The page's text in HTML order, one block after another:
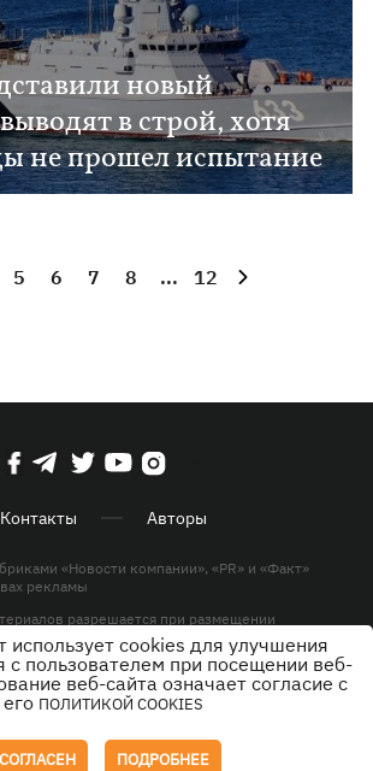
новый
в строй, хотя
не прошел испытание
5 6 7 8 ... 12
Контакты Авторы
«Новости компании», «PR» и «Факт»
рекламы
разрешается при размещении
на KP.UA в первом абзаце.
Все права защищены.
использует cookies для улучшения
с пользователем при посещении веб-
веб-сайта означает согласие с
его ПОЛИТИКОЙ COOKIES
СОГЛАСЕН ПОДРОБНЕЕ